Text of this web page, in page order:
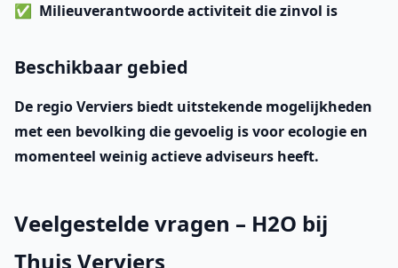
Milieuverantwoorde activiteitdie zinvol is
Beschikbaar gebied
De regio Verviers biedt uitstekende mogelijkheden
met een bevolking die gevoelig is voor ecologie en
momenteel weinig actieve adviseurs heeft.
Veelgestelde vragen – H2O bij
Thuis Verviers